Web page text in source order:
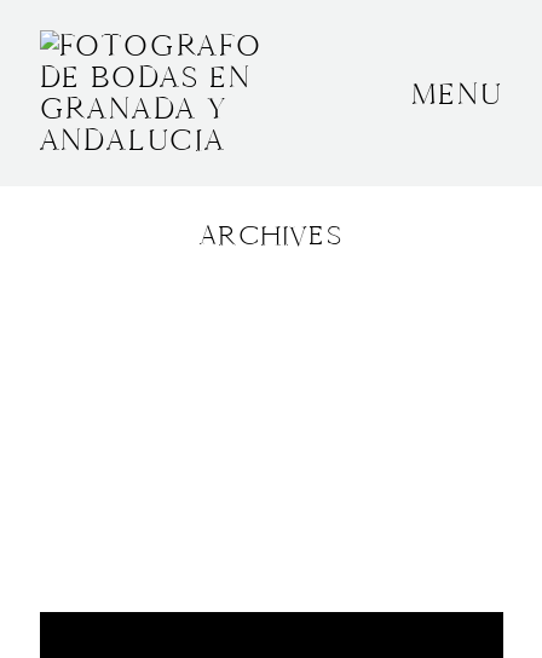
MENU
ARCHIVES
BODAS